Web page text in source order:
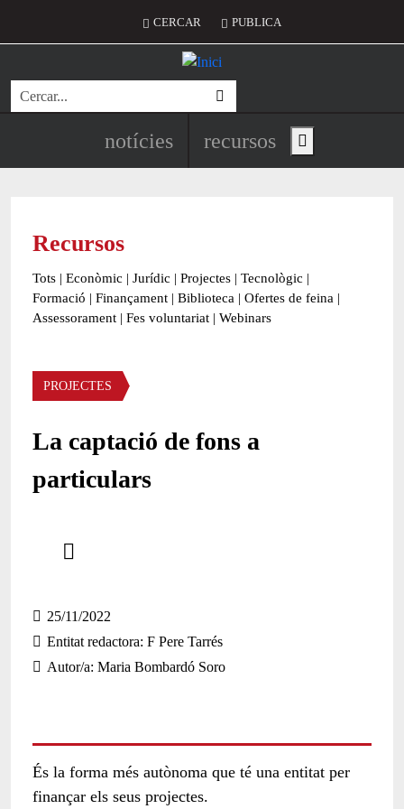
Menú del compte d'usuari
CERCAR PUBLICA
Cerca
Navegació principal de
notícies recursos Show main menu
Recursos
Tots | Econòmic | Jurídic | Projectes | Tecnològic |
Formació | Finançament | Biblioteca | Ofertes de feina |
Assessorament | Fes voluntariat | Webinars
Àmbit
PROJECTES
La captació de fons a
particulars
25/11/2022
Entitat redactora F Pere Tarrés
Autor/a Maria Bombardó Soro
És la forma més autònoma que té una entitat per
finançar els seus projectes.